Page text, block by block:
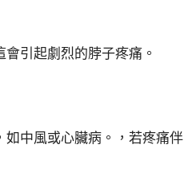
引起劇烈的脖子疼痛。
中風或心臟病。，若疼痛伴